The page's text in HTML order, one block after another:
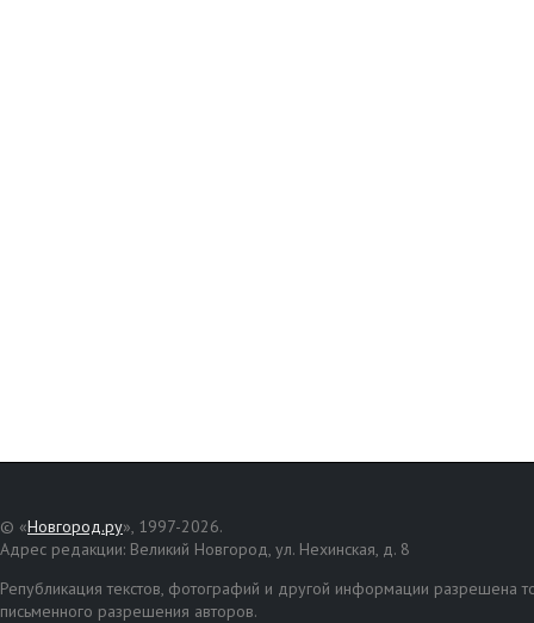
© «Новгород.ру», 1997-2026.
Адрес редакции: Великий Новгород, ул. Нехинская, д. 8
Републикация текстов, фотографий и другой информации разрешена
письменного разрешения авторов.